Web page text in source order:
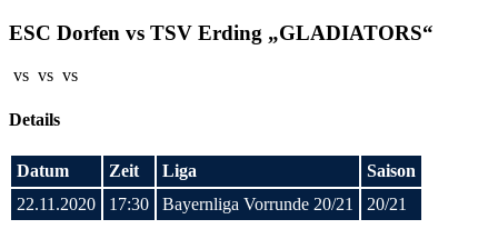
ESC Dorfen vs TSV Erding „GLADIATORS“
vs vs vs
Details
Datum Zeit Liga
Saison
22.11.2020
17:30 Bayernliga Vorrunde 20/21 20/21